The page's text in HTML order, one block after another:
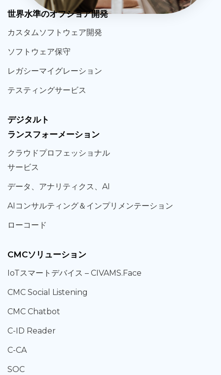
世界水準のオフショア開発
カスタムソフトウェア開発
ソフト ウェア保守
レガシーマイグレーション
テスティングサービス
デジタルト
ランスフォーメーション
クラウドプロフェッショナル
サービス
データ、 アナリティクス、 AI
AIコンサルティング＆ インプリメンテーション
ローコード
CMCソリューション
IoTスマートデバイス – CIVAMS.Face
CMC Social Listening
CMC Chatbot
C-ID Reader
C-CA
SOC